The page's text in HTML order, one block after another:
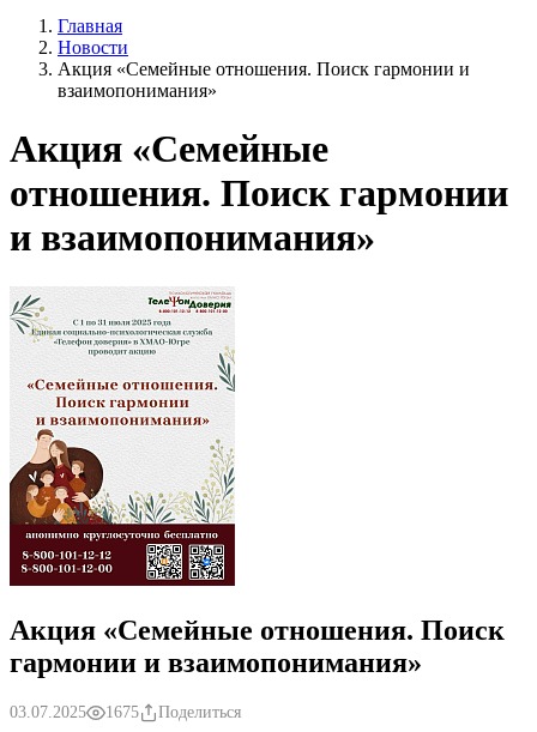
Главная
Новости
Акция «Семейные отношения. Поиск гармонии и
взаимопонимания»
Акция «Семейные
отношения. Поиск гармонии
и взаимопонимания»
Акция «Семейные отношения. Поиск
гармонии и взаимопонимания»
03.07.2025 1675 Поделиться